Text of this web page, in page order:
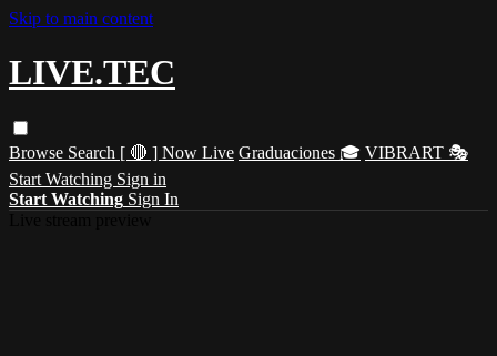
Skip to main content
LIVE.TEC
Browse Search [ 🔴 ] Now Live Graduaciones 🎓 VIBRART 🎭
Start Watching Sign in
Start Watching Sign In